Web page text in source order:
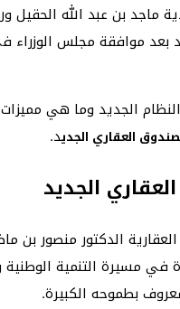
ماجد بن عبد الله
بعد موافقة مجلس
الجديد وما هي
العقاري الجديد.
الجديد
الدكتور منصور بن
مسيرة التنمية الوطنية
بطموحه الكبيرة.